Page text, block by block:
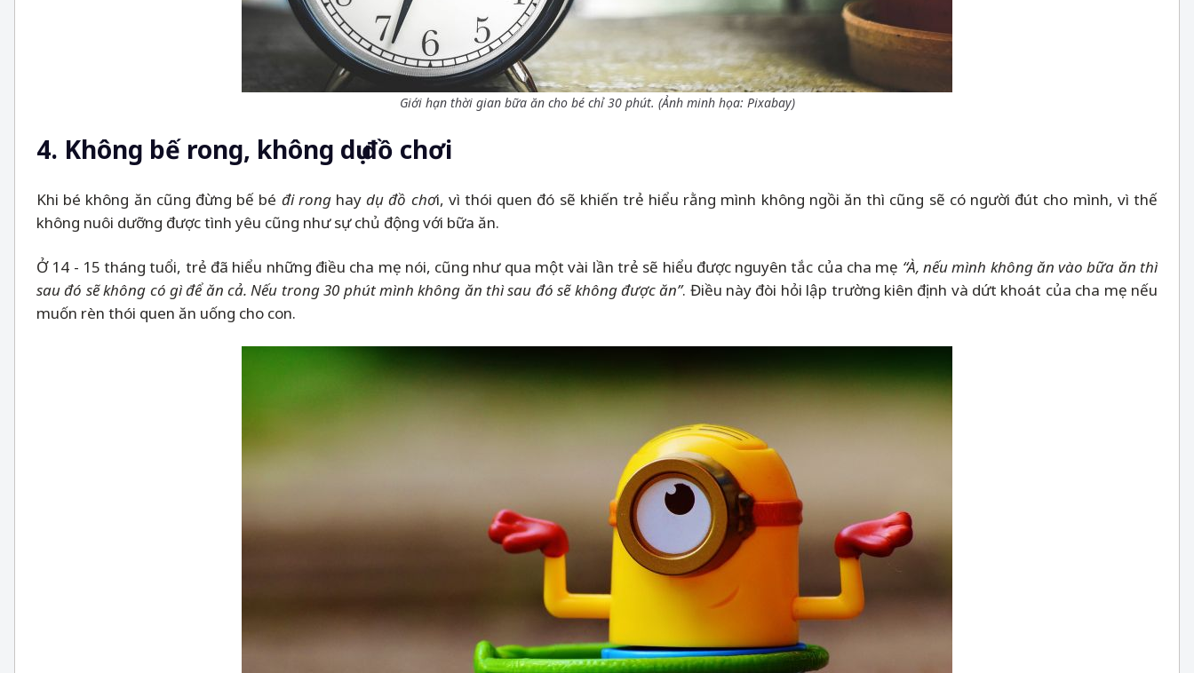
Giới hạn thời gian bữa ăn cho bé chỉ 30 phút. (Ảnh minh họa: Pixabay)
4. Không bế rong, không dụ đồ chơi
Khi bé không ăn cũng đừng bế bé đi ronghaydụ đồ chơi, vì thói quen đó sẽ khiến trẻ hiểu rằng mình không ngồi ăn thì cũng sẽ có người đút cho mình, vì thế
không nuôi dưỡng được tình yêu cũng như sự chủ động với bữa ăn.
Ở 14 - 15 tháng tuổi, trẻ đã hiểu những điều cha mẹ nói, cũng như qua một vài lần trẻ sẽ hiểu được nguyên tắc của cha mẹ “À, nếu mình không ăn vào bữa ăn thì
sau đó sẽ không có gì để ăn cả. Nếu trong 30 phút mình không ăn thì sau đó sẽ không được ăn”. Điều này đòi hỏi lập trường kiên định và dứt khoát của cha mẹ nếu
muốn rèn thói quen ăn uống cho con.